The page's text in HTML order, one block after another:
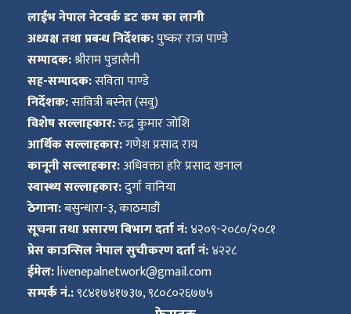
लाईभ नेपाल नेटवर्क डट कम का लागी
अध्यक्ष तथा प्रबन्ध निर्देशक:पुष्कर राज पाण्डे
सम्पादक:श्रीराम पुडासैनी
सह-सम्पादक:सविता पाण्डे
निर्देशक:सावित्री बस्नेत (सवु)
विशेष सल्लाहकार:रुद्र कुमार जोशि
आर्थिक सल्लाहकार:गणेश प्रसाद राय
कानूनी सल्लाहकार:अधिवक्ता हरि प्रसाद खनाल
स्वास्थ्य सल्लाहकार:दुर्गा वानिया
ठेगाना:बसुन्धारा-३, काठमाडौं
सूचना तथा प्रसारण बिभाग दर्ता नं:४२०९-२०८०/२०८१
प्रेस काउन्सिल नेपाल सुचीकरण दर्ता नं:४२२८
ईमेल:livenepalnetwork@gmail.com
सम्पर्क नं.:९८४१७४१७३७, ९८०८०२६७७५